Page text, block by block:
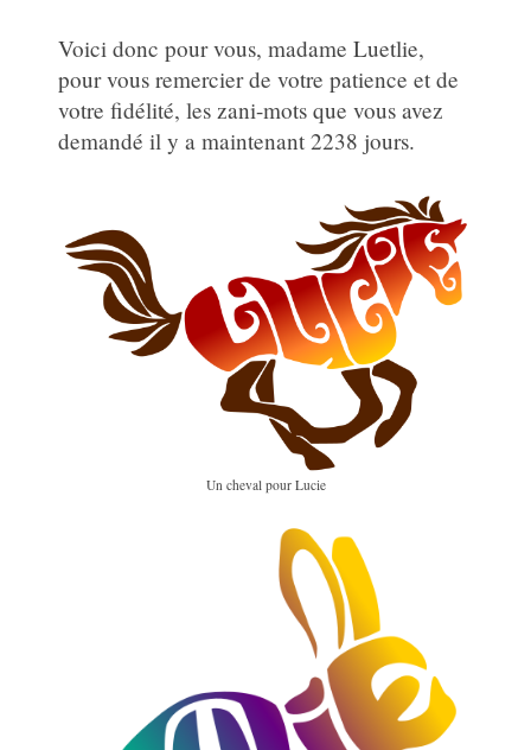
Voici donc pour vous, madame Luetlie,
pour vous remercier de votre patience et de
votre fidélité, les zani-mots que vous avez
demandé il y a maintenant 2238 jours.
Un cheval pour Lucie